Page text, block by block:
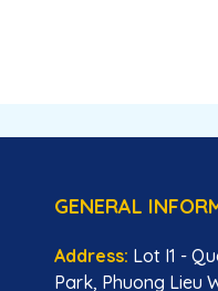
GENERAL
Address: Lot I1 -
Park, Phuong Lieu